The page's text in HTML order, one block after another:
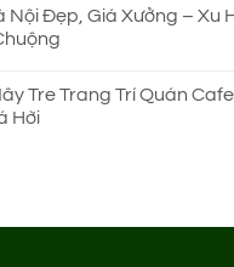
Nội Đẹp, Giá Xưởng – Xu
Tre Trang Trí Quán
Hời